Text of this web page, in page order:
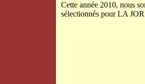
Cette année 2010, nous
sélectionnés pour LA